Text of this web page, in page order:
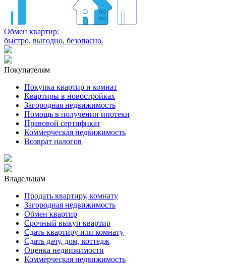
Обмен квартир:
быстро, выгодно, безопасно.
Покупателям
Покупка квартир и комнат
Квартиры в новостройках
Загородная недвижимость
Помощь в получении ипотеки
Правовой сертификат
Коммерческая недвижимость
Возврат налогов
Владельцам
Продать квартиру, комнату
Загородная недвижимость
Обмен квартир
Срочный выкуп квартир
Сдать квартиру или комнату
Сдать дачу, дом, коттедж
Оценка недвижимости
Коммерческая недвижимость